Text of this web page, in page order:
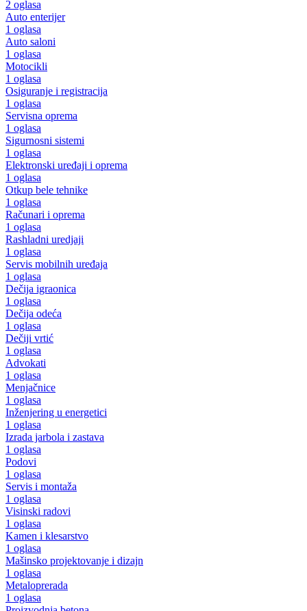
2 oglasa
Auto enterijer
1 oglasa
Auto saloni
1 oglasa
Motocikli
1 oglasa
Osiguranje i registracija
1 oglasa
Servisna oprema
1 oglasa
Sigurnosni sistemi
1 oglasa
Elektronski uređaji i oprema
1 oglasa
Otkup bele tehnike
1 oglasa
Računari i oprema
1 oglasa
Rashladni uredjaji
1 oglasa
Servis mobilnih uređaja
1 oglasa
Dečija igraonica
1 oglasa
Dečija odeća
1 oglasa
Dečiji vrtić
1 oglasa
Advokati
1 oglasa
Menjačnice
1 oglasa
Inženjering u energetici
1 oglasa
Izrada jarbola i zastava
1 oglasa
Podovi
1 oglasa
Servis i montaža
1 oglasa
Visinski radovi
1 oglasa
Kamen i klesarstvo
1 oglasa
Mašinsko projektovanje i dizajn
1 oglasa
Metaloprerada
1 oglasa